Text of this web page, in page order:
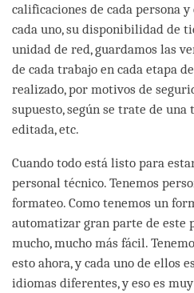
calificaciones de cada persona
cada uno, su disponibilidad de
unidad de red, guardamos las
de cada trabajo en cada etapa
realizado, por motivos de
supuesto, según se trate de
editada, etc.
Cuando todo está listo para
personal técnico. Tenemos
formateo. Como tenemos un
automatizar gran parte de este
mucho, mucho más fácil.
esto ahora, y cada uno de ellos
idiomas diferentes, y eso es